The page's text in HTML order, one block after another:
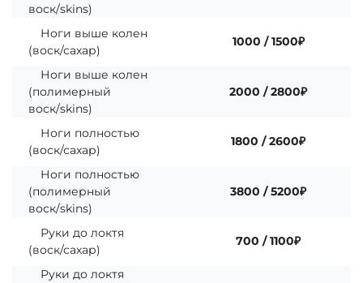
воск/skins)
Ноги выше колен
(воск/сахар)
1000 / 1500₽
Ноги выше колен
(полимерный
воск/skins)
2000 / 2800₽
Ноги полностью
(воск/сахар)
1800 / 2600₽
Ноги полностью
(полимерный
воск/skins)
3800 / 5200₽
Руки до локтя
(воск/сахар)
700 / 1100₽
Руки до локтя